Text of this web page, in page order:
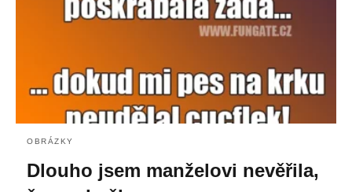
OBRÁZKY
Dlouho jsem manželovi nevěřila,